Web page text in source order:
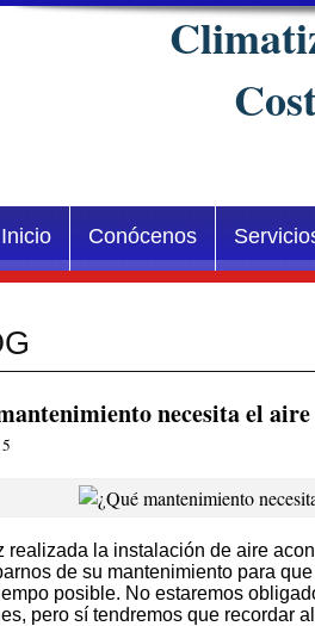
Inicio Conócenos
necesita el
realizada la instalación de aire
de su mantenimiento para
posible. No estaremos
pero sí tendremos que recordar